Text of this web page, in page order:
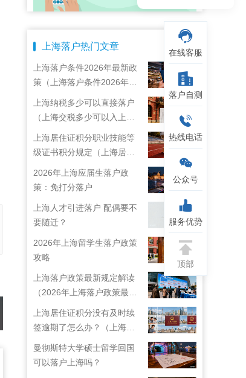
上海落户热门文章
上海落户条件2026年最新政
策（上海落户条件2026年最
新政策解读）
上海纳税多少可以直接落户
（上海交税多少可以入上海
户口）
上海居住证积分职业技能等
级证书积分规定（上海居住
证技能职称目录）
2026年上海应届生落户政
策：免打分落户
上海人才引进落户 配偶要不
要随迁？
2026年上海留学生落户政策
攻略
上海落户政策最新规定解读
（2026年上海落户政策最新
规定）
上海居住证积分没有及时续
签逾期了怎么办？（上海居
住证续签了但积分忘了）
曼彻斯特大学硕士留学回国
可以落户上海吗？
在线客服
落户自测
热线电话
公众号
服务优势
顶部